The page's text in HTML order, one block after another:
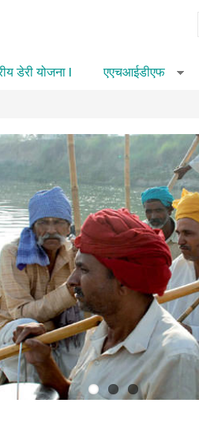
डेरी योजना I एएचआईडीएफ